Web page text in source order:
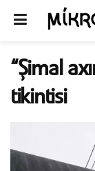
“Şimal
tikintisi